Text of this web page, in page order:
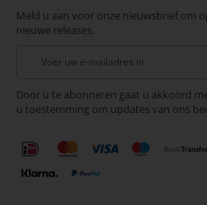
Meld u aan voor onze nieuwsbrief om
nieuwe releases.
onze
nieuwsbrief
Door u te abonneren gaat u akkoord
u toestemming om updates van ons